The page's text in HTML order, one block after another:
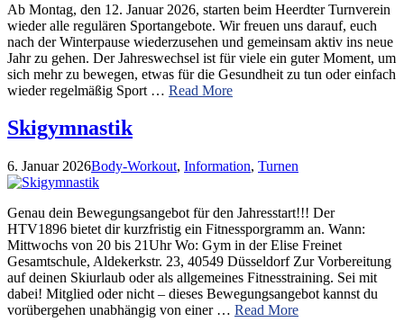
Ab Montag, den 12. Januar 2026, starten beim Heerdter Turnverein
wieder alle regulären Sportangebote. Wir freuen uns darauf, euch
nach der Winterpause wiederzusehen und gemeinsam aktiv ins neue
Jahr zu gehen. Der Jahreswechsel ist für viele ein guter Moment, um
sich mehr zu bewegen, etwas für die Gesundheit zu tun oder einfach
wieder regelmäßig Sport … Read More
Skigymnastik
6. Januar 2026Body-Workout, Information, Turnen
Genau dein Bewegungsangebot für den Jahresstart!!! Der
HTV1896 bietet dir kurzfristig ein Fitnessporgramm an. Wann:
Mittwochs von 20 bis 21Uhr Wo: Gym in der Elise Freinet
Gesamtschule, Aldekerkstr. 23, 40549 Düsseldorf Zur Vorbereitung
auf deinen Skiurlaub oder als allgemeines Fitnesstraining. Sei mit
dabei! Mitglied oder nicht – dieses Bewegungsangebot kannst du
vorübergehen unabhängig von einer … Read More